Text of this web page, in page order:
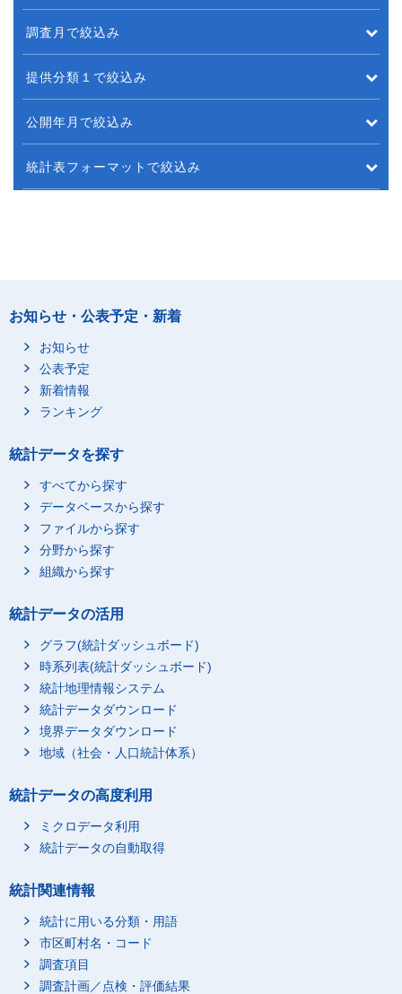
調査月で絞込み
提供分類１で絞込み
公開年月で絞込み
統計表フォーマットで絞込み
お知らせ・公表予定・新着
お知らせ
公表予定
新着情報
ランキング
統計データを探す
すべてから探す
データベースから探す
ファイルから探す
分野から探す
組織から探す
統計データの活用
グラフ(統計ダッシュボード)
時系列表(統計ダッシュボード)
統計地理情報システム
統計データダウンロード
境界データダウンロード
地域（社会・人口統計体系）
統計データの高度利用
ミクロデータ利用
統計データの自動取得
統計関連情報
統計に用いる分類・用語
市区町村名・コード
調査項目
調査計画／点検・評価結果